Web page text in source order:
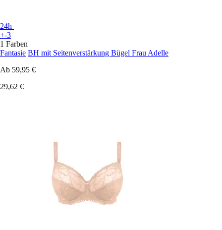
24h
+-3
1 Farben
Fantasie BH mit Seitenverstärkung Bügel Frau Adelle
Ab 59,95 €
29,62 €